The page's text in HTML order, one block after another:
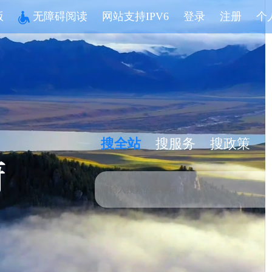
无障碍阅读 网站支持IPV6 登录 注册 个
搜全站 搜服务 搜政策